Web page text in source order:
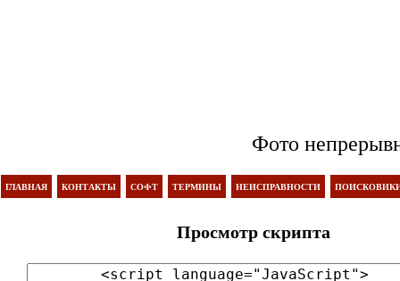
Фото
ГЛАВНАЯ КОНТАКТЫ СОФТ ТЕРМИНЫ НЕИСПРАВНОСТИ
Просмотр скрипта